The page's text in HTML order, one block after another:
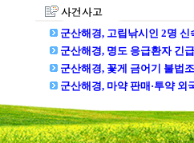
군산해경, 고립낚시인 2명 신
군산해경, 명도 응급환자 긴
군산해경, 꽃게 금어기 불법
군산해경, 마약 판매·투약 외